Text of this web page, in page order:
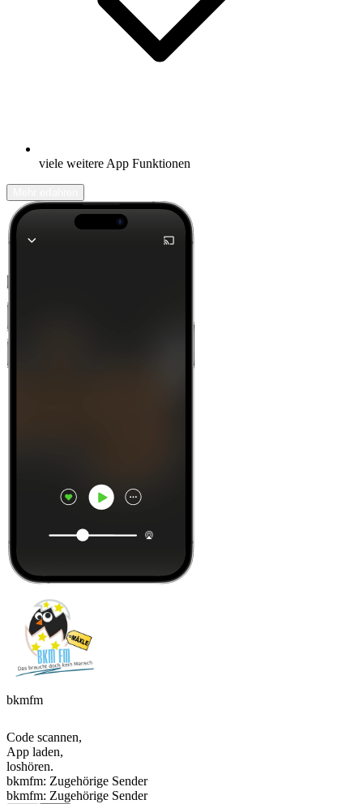
viele weitere App Funktionen
bkmfm
Code scannen,
App laden,
loshören.
bkmfm: Zugehörige Sender
bkmfm: Zugehörige Sender